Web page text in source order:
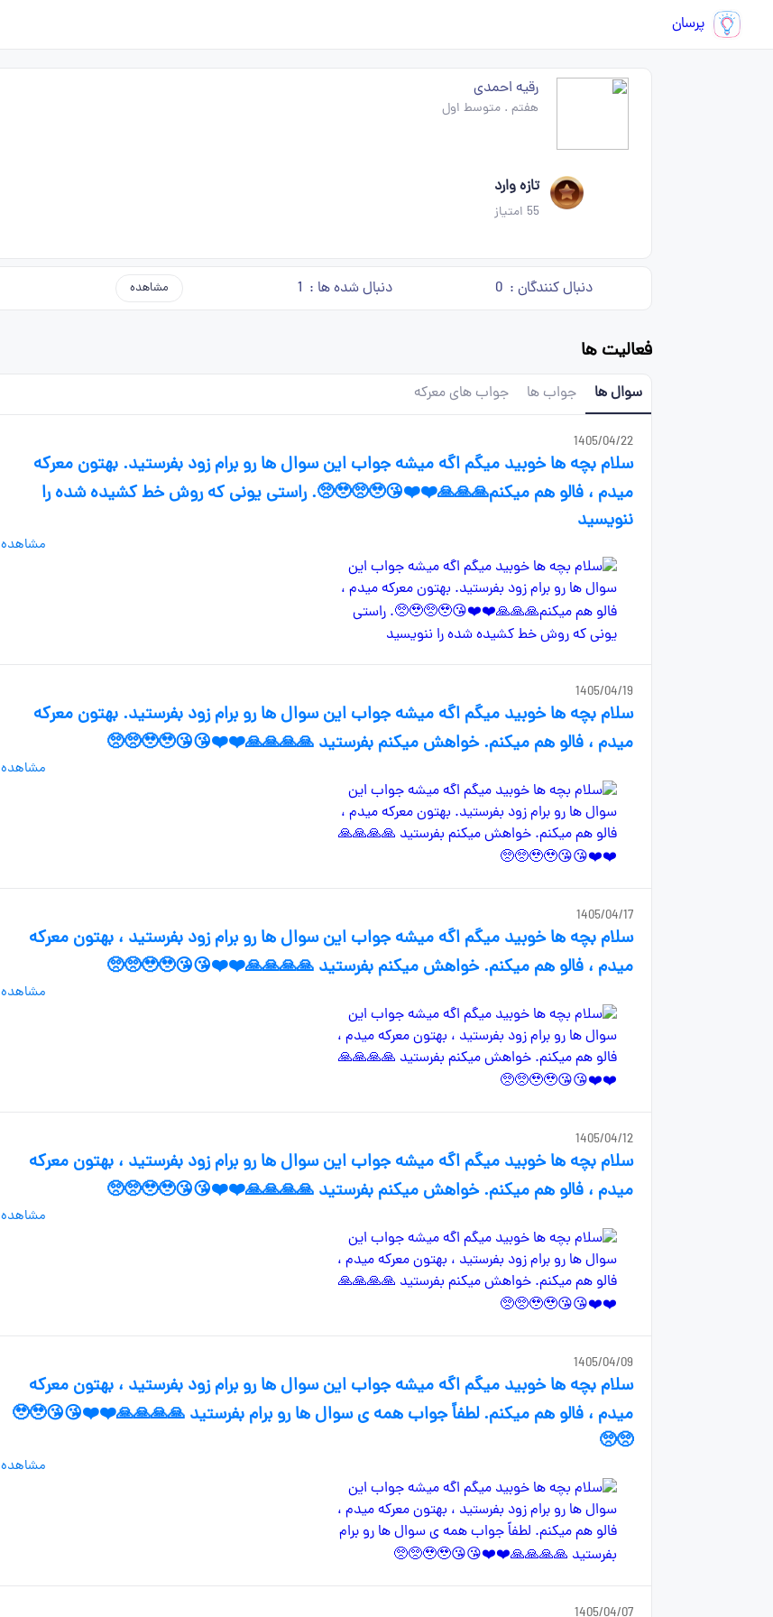
پرسان
رقیه احمدی
هفتم .متوسط اول
تازه وارد
55 امتیاز
دنبال کنندگان : 0 دنبال شده ها : 1 مشاهده
فعالیت ها
سوال ها جواب ها جواب های معرکه
1405/04/22
سلام بچه ها خوبید میگم اگه میشه جواب این سوال ها رو برام زود بفرستید. بهتون معرکه
میدم ، فالو هم میکنم🙏🙏🙏❤️❤️😘🥹🥺🥹🥺. راستی یونی که روش خط کشیده شده را
ننویسید
مشاهده
1405/04/19
سلام بچه ها خوبید میگم اگه میشه جواب این سوال ها رو برام زود بفرستید. بهتون معرکه
میدم ، فالو هم میکنم. خواهش میکنم بفرستید 🙏🙏🙏🙏❤️❤️😘😘🥹🥹🥺🥺
مشاهده
1405/04/17
سلام بچه ها خوبید میگم اگه میشه جواب این سوال ها رو برام زود بفرستید ، بهتون معرکه
میدم ، فالو هم میکنم. خواهش میکنم بفرستید 🙏🙏🙏🙏❤️❤️😘😘🥹🥹🥺🥺
مشاهده
1405/04/12
سلام بچه ها خوبید میگم اگه میشه جواب این سوال ها رو برام زود بفرستید ، بهتون معرکه
میدم ، فالو هم میکنم. خواهش میکنم بفرستید 🙏🙏🙏🙏❤️❤️😘😘🥹🥹🥺🥺
مشاهده
1405/04/09
سلام بچه ها خوبید میگم اگه میشه جواب این سوال ها رو برام زود بفرستید ، بهتون معرکه
میدم ، فالو هم میکنم. لطفاً جواب همه ی سوال ها رو برام بفرستید 🙏🙏🙏🙏❤️❤️😘😘🥹🥹
🥺🥺
مشاهده